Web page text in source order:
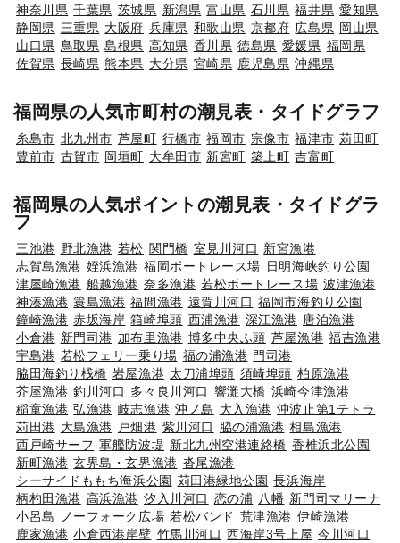
神奈川県 千葉県 茨城県 新潟県 富山県 石川県 福井県 愛知県
静岡県 三重県 大阪府 兵庫県 和歌山県 京都府 広島県 岡山県
山口県 鳥取県 島根県 高知県 香川県 徳島県 愛媛県 福岡県
佐賀県 長崎県 熊本県 大分県 宮崎県 鹿児島県 沖縄県
福岡県の人気市町村の潮見表・タイドグラフ
糸島市 北九州市 芦屋町 行橋市 福岡市 宗像市 福津市 苅田町
豊前市 古賀市 岡垣町 大牟田市 新宮町 築上町 吉富町
福岡県の人気ポイントの潮見表・タイドグラ
フ
三池港 野北漁港 若松 関門橋 室見川河口 新宮漁港
志賀島漁港 姪浜漁港 福岡ボートレース場 日明海峡釣り公園
津屋崎漁港 船越漁港 奈多漁港 若松ボートレース場 波津漁港
神湊漁港 簑島漁港 福間漁港 遠賀川河口 福岡市海釣り公園
鐘崎漁港 赤坂海岸 箱崎埠頭 西浦漁港 深江漁港 唐泊漁港
小倉港 新門司港 加布里漁港 博多中央ふ頭 芦屋漁港 福吉漁港
宇島港 若松フェリー乗り場 福の浦漁港 門司港
脇田海釣り桟橋 岩屋漁港 太刀浦埠頭 須崎埠頭 柏原漁港
芥屋漁港 釣川河口 多々良川河口 響灘大橋 浜崎今津漁港
稲童漁港 弘漁港 岐志漁港 沖ノ島 大入漁港 沖波止第1テトラ
苅田港 大島漁港 戸畑港 紫川河口 脇の浦漁港 相島漁港
西戸崎サーフ 軍艦防波堤 新北九州空港連絡橋 香椎浜北公園
新町漁港 玄界島・玄界漁港 沓尾漁港
シーサイドももち海浜公園 苅田港緑地公園 長浜海岸
柄杓田漁港 高浜漁港 汐入川河口 恋の浦 八幡 新門司マリーナ
小呂島
ノーフォーク広場 若松バンド 荒津漁港 伊崎漁港
鹿家漁港 小倉西港岸壁 竹馬川河口 西海岸3号上屋 今川河口